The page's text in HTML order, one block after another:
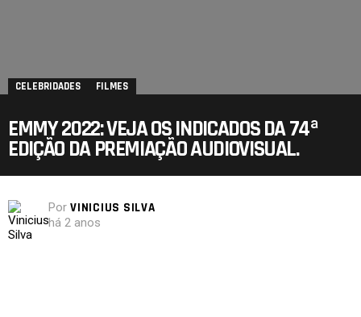
CELEBRIDADES FILMES
EMMY 2022: VEJA OS INDICADOS DA 74ª
EDIÇÃO DA PREMIAÇÃO AUDIOVISUAL.
Por VINICIUS SILVA
há 2 anos